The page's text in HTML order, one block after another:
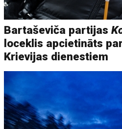
Bartaševiča partijas
loceklis apcietināts
Krievijas dienestiem